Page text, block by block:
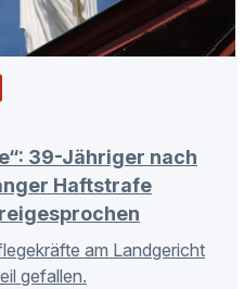
39-Jähriger nach
Haftstrafe
am Landgericht
gefallen.